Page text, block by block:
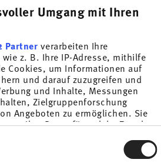
Umgang mit Ihren
Partnerverarbeiten Ihre
z. B. Ihre IP-Adresse, mithilfe
Cookies, um Informationen auf
und darauf zuzugreifen und
und Inhalte, Messungen
Zielgruppenforschung
Angeboten zu ermöglichen. Sie
wer Ihre Daten für welche Zwecke
durch Klicken auf das Privacy
oder widerrufen
palette with the great variety
Sunny Day so special,
in cooking and kitchen
Sunny Day’s pleasing and
that every day is simply
DAY!